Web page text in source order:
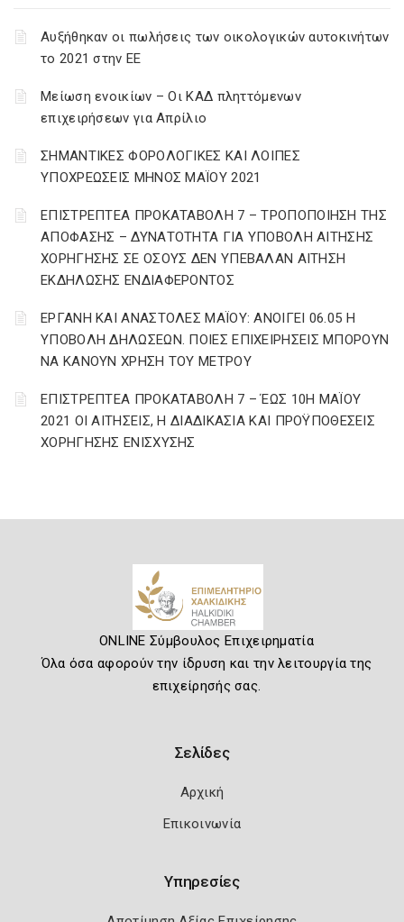
Αυξήθηκαν οι πωλήσεις των οικολογικών αυτοκινήτων
το 2021 στην ΕΕ
Μείωση ενοικίων – Οι ΚΑΔ πληττόμενων
επιχειρήσεων για Απρίλιο
ΣΗΜΑΝΤΙΚΕΣ ΦΟΡΟΛΟΓΙΚΕΣ ΚΑΙ ΛΟΙΠΕΣ
ΥΠΟΧΡΕΩΣΕΙΣ ΜΗΝΟΣ ΜΑΪΟΥ 2021
ΕΠΙΣΤΡΕΠΤΕΑ ΠΡΟΚΑΤΑΒΟΛΗ 7 – ΤΡΟΠΟΠΟΙΗΣΗ ΤΗΣ
ΑΠΟΦΑΣΗΣ – ΔΥΝΑΤΟΤΗΤΑ ΓΙΑ ΥΠΟΒΟΛΗ ΑΙΤΗΣΗΣ
ΧΟΡΗΓΗΣΗΣ ΣΕ ΟΣΟΥΣ ΔΕΝ ΥΠΕΒΑΛΑΝ ΑΙΤΗΣΗ
ΕΚΔΗΛΩΣΗΣ ΕΝΔΙΑΦΕΡΟΝΤΟΣ
ΕΡΓΑΝΗ ΚΑΙ ΑΝΑΣΤΟΛΕΣ ΜΑΪΟΥ: ΑΝΟΙΓΕΙ 06.05 Η
ΥΠΟΒΟΛΗ ΔΗΛΩΣΕΩΝ. ΠΟΙΕΣ ΕΠΙΧΕΙΡΗΣΕΙΣ ΜΠΟΡΟΥΝ
ΝΑ ΚΑΝΟΥΝ ΧΡΗΣΗ ΤΟΥ ΜΕΤΡΟΥ
ΕΠΙΣΤΡΕΠΤΕΑ ΠΡΟΚΑΤΑΒΟΛΗ 7 – ΈΩΣ 10Η ΜΑΪΟΥ
2021 ΟΙ ΑΙΤΗΣΕΙΣ, Η ΔΙΑΔΙΚΑΣΙΑ ΚΑΙ ΠΡΟΫΠΟΘΕΣΕΙΣ
ΧΟΡΗΓΗΣΗΣ ΕΝΙΣΧΥΣΗΣ
ONLINE Σύμβουλος Επιχειρηματία
Όλα όσα αφορούν την ίδρυση και την λειτουργία της
επιχείρησής σας.
Σελίδες
Αρχική
Επικοινωνία
Υπηρεσίες